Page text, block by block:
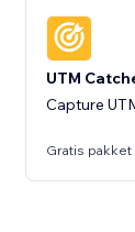
UTM
Capture
Gratis